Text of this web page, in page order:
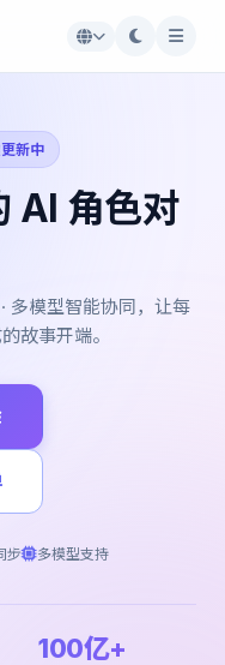
新中
AI 角色对
多模型智能协同，让每
故事开端。
步 多模型支持
100亿+